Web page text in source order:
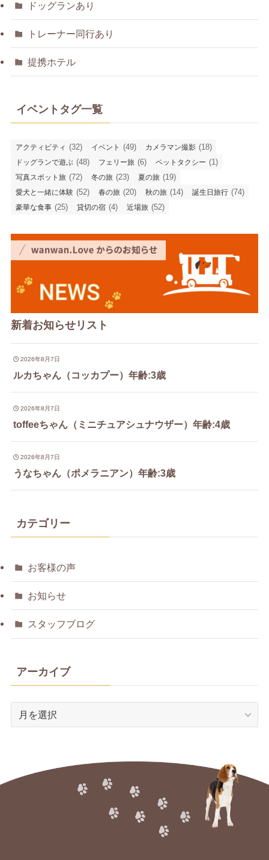
ドッグランあり
トレーナー同行あり
提携ホテル
イベントタグ一覧
アクティビティ (32) イベント (49) カメラマン撮影 (18)
ドッグランで遊ぶ (48) フェリー旅 (6) ペットタクシー (1)
写真スポット旅 (72) 冬の旅 (23) 夏の旅 (19)
愛犬と一緒に体験 (52) 春の旅 (20) 秋の旅 (14) 誕生日旅行 (74)
豪華な食事 (25) 貸切の宿 (4) 近場旅 (52)
新着お知らせリスト
2026年8月7日
ルカちゃん（コッカプー）年齢:3歳
2026年8月7日
toffeeちゃん（ミニチュアシュナウザー）年齢:4歳
2026年8月7日
うなちゃん（ポメラニアン）年齢:3歳
カテゴリー
お客様の声
お知らせ
スタッフブログ
アーカイブ